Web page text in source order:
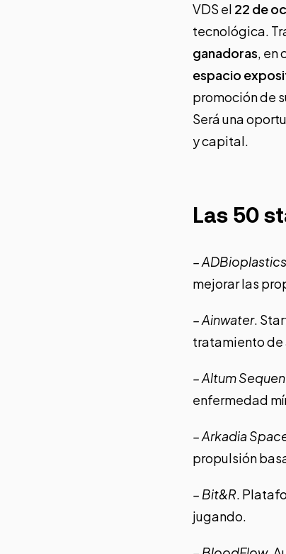
VDS el 22 de
tecnológica.
ganadoras, en
espacio
promoción de
Será una
y capital.
Las 50
–ADBioplastics
mejorar las
–Ainwater.
tratamiento de
–Altum
enfermedad
–Arkadia
propulsión
– Bit&R.
jugando.